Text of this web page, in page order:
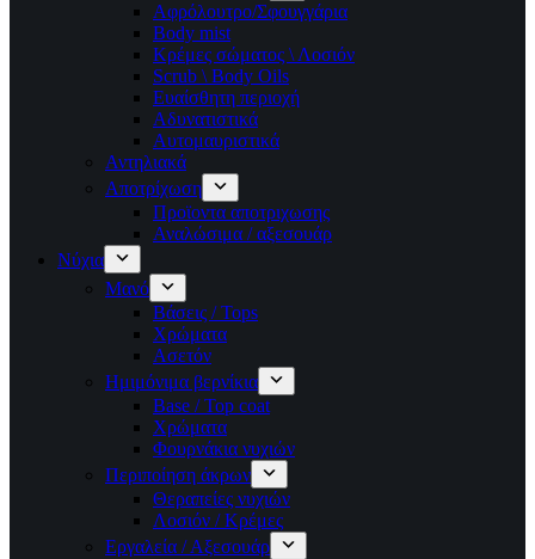
Αφρόλουτρο/Σφουγγάρια
Body mist
Κρέμες σώματος \ Λοσιόν
Scrub \ Body Oils
Ευαίσθητη περιοχή
Αδυνατιστικά
Αυτομαυριστικά
Αντηλιακά
Αποτρίχωση
Προϊοντα αποτριχωσης
Αναλώσιμα / αξεσουάρ
Νύχια
Μανό
Βάσεις / Tops
Χρώματα
Ασετόν
Ημιμόνιμα βερνίκια
Base / Top coat
Χρώματα
Φουρνάκια νυχιών
Περιποίηση άκρων
Θεραπείες νυχιών
Λοσιόν / Κρέμες
Εργαλεία / Αξεσουάρ